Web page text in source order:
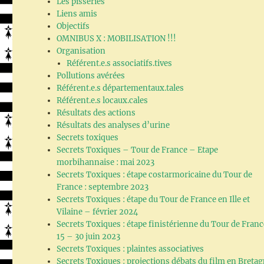
Liens amis
Objectifs
OMNIBUS X : MOBILISATION !!!
Organisation
Référent.e.s associatifs.tives
Pollutions avérées
Référent.e.s départementaux.tales
Référent.e.s locaux.cales
Résultats des actions
Résultats des analyses d’urine
Secrets toxiques
Secrets Toxiques – Tour de France – Etape
morbihannaise : mai 2023
Secrets Toxiques : étape costarmoricaine du Tour de
France : septembre 2023
Secrets Toxiques : étape du Tour de France en Ille et
Vilaine – février 2024
Secrets Toxiques : étape finistérienne du Tour de
15 – 30 juin 2023
Secrets Toxiques : plaintes associatives
Secrets Toxiques : projections débats du film en